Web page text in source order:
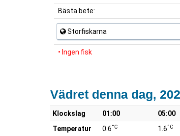
Bästa bete:
Storfiskarna
• Ingen fisk
Vädret denna dag,
Klockslag 01:00 05:00
Temperatur
0.6°C 1.6°C